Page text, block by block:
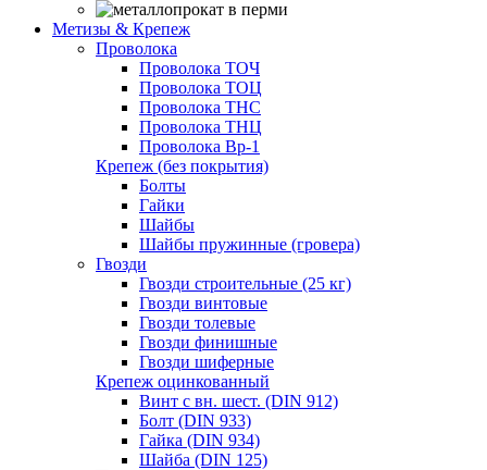
Метизы & Крепеж
Проволока
Проволока ТОЧ
Проволока ТОЦ
Проволока ТНС
Проволока ТНЦ
Проволока Вр-1
Крепеж (без покрытия)
Болты
Гайки
Шайбы
Шайбы пружинные (гровера)
Гвозди
Гвозди строительные (25 кг)
Гвозди винтовые
Гвозди толевые
Гвозди финишные
Гвозди шиферные
Крепеж оцинкованный
Винт с вн. шест. (DIN 912)
Болт (DIN 933)
Гайка (DIN 934)
Шайба (DIN 125)